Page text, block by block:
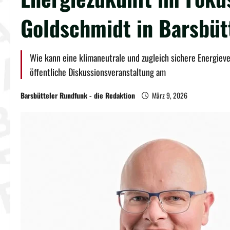
Goldschmidt in
Wie kann eine klimaneutrale und zugleich sichere
öffentliche Diskussionsveranstaltung am
Barsbütteler Rundfunk - die Redaktion März 9, 2026